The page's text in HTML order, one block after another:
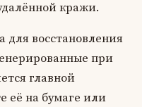
кражи.
восстановления
при
главной
её на бумаге или